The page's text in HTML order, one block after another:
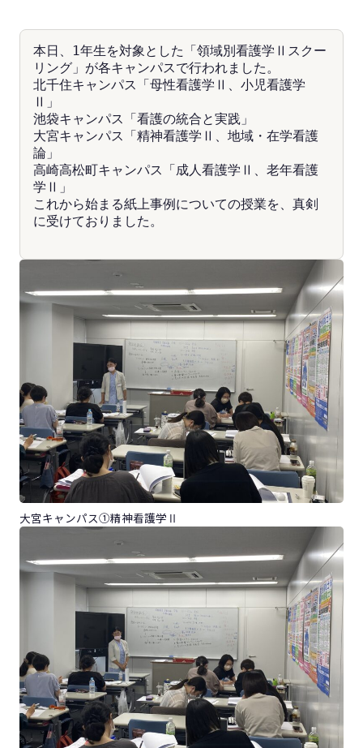
本日、1年生を対象とした「領域別看護学Ⅱスクー
リング」が各キャンパスで行われました。
北千住キャンパス「母性看護学Ⅱ、小児看護学
Ⅱ」
池袋キャンパス「看護の統合と実践」
大宮キャンパス「精神看護学Ⅱ、地域・在学看護
論」
高崎高松町キャンパス「成人看護学Ⅱ、老年看護
学Ⅱ」
これから始まる紙上事例についての授業を、真剣
に受けておりました。
大宮キャンパス①精神看護学Ⅱ